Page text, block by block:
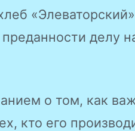
делу
о том, как
кто его